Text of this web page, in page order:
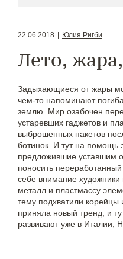
22.06.2018 Юлия Ригби
Лето,
Задыхающиеся от жары
чем-то напоминают
землю. Мир озабочен
устаревших гаджетов и
выброшенных пакетов
ботинок. И тут на помощь
предложившие уставшим
поносить
себе внимание
металл и пластмассу
тему подхватили корейцы
приняла новый тренд, и
развивают уже в Италии,